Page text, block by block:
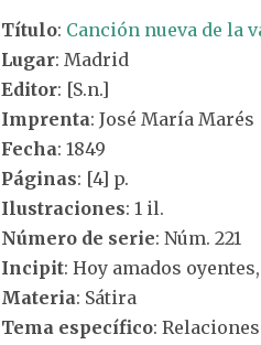
Título: Canción nueva de la
Lugar: Madrid
Editor: [S.n.]
Imprenta: José María Marés
Fecha: 1849
Páginas: [4] p.
Ilustraciones: 1 il.
Número de serie: Núm. 221
Incipit: Hoy amados
Materia: Sátira
Tema específico: